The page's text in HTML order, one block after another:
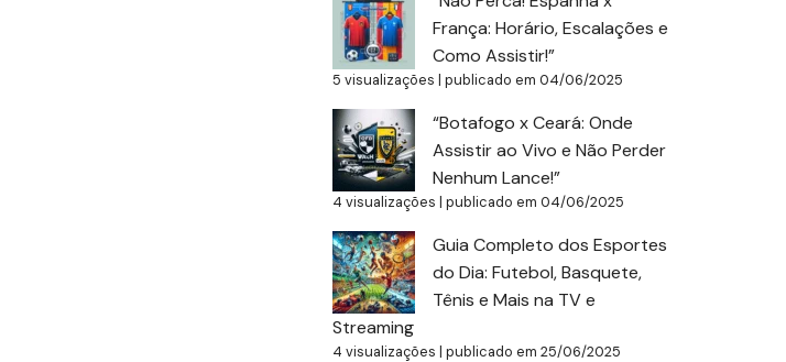
França: Horário, Escalações e
Como Assistir!”
5 visualizações | publicado em 04/06/2025
“Botafogo x Ceará: Onde
Assistir ao Vivo e Não Perder
Nenhum Lance!”
4 visualizações | publicado em 04/06/2025
Guia Completo dos Esportes
do Dia: Futebol, Basquete,
Tênis e Mais na TV e
Streaming
4 visualizações | publicado em 25/06/2025